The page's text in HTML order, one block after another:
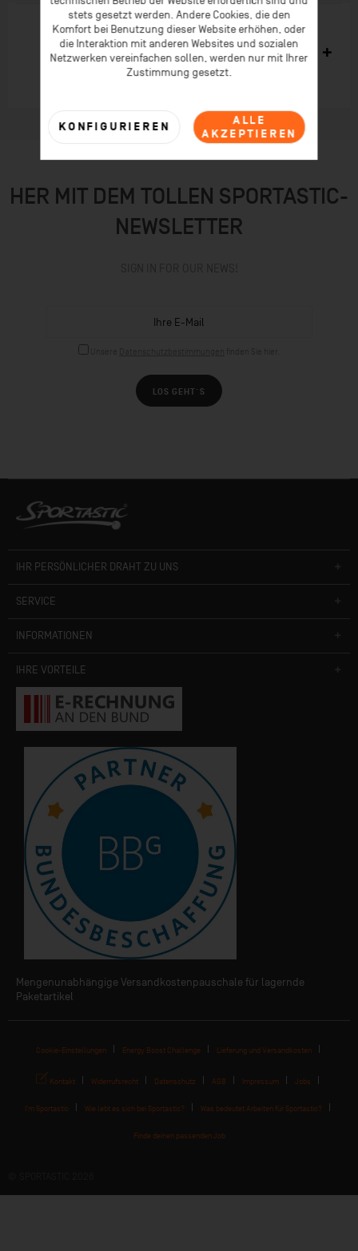
Ähnliche Artikel
HER MIT DEM TOLLEN SPORTASTIC-
NEWSLETTER
LOS GEHT´S
IHR PERSÖNLICHER DRAHT ZU UNS
SERVICE
INFORMATIONEN
IHRE VORTEILE
Mengenunabhängige Versandkostenpauschale für lagernde
Paketartikel
Cookie-Einstellungen Energy Boost Challenge Lieferung und Versandkosten
Kontakt Widerrufsrecht Datenschutz AGB Impressum Jobs
I'm Sportastic Wie lebt es sich bei Sportastic? Was bedeutet Arbeiten für Sportastic?
Finde deinen passenden Job
stets gesetzt werden. Andere Cookies, die den
Komfort bei Benutzung dieser Website erhöhen, oder
die Interaktion mit anderen Websites und sozialen
Netzwerken vereinfachen sollen, werden nur mit Ihrer
Zustimmung gesetzt.
ALLE
AKZEPTIEREN
KONFIGURIEREN